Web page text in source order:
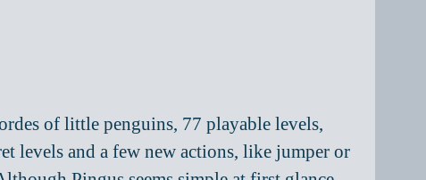
of little penguins, 77 playable levels,
levels and a few new actions, like jumper or